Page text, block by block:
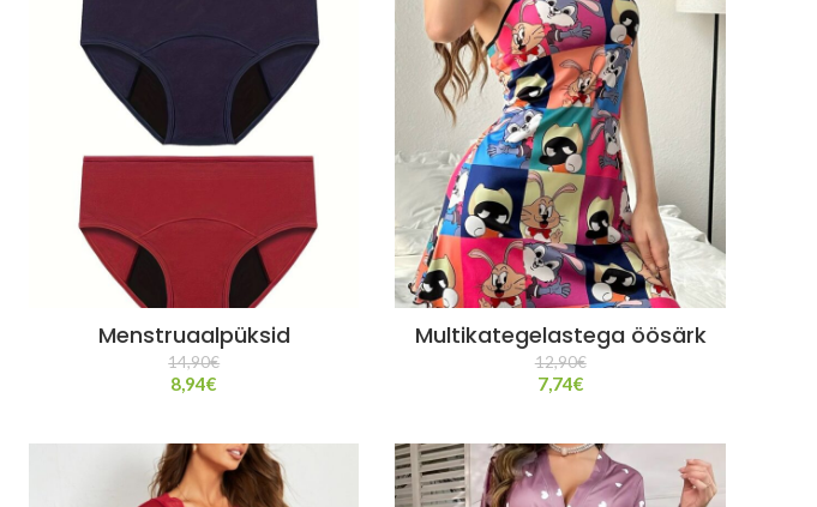
Menstruaalpüksid
14,90€
8,94€
Multikategelastega öösärk
12,90€
7,74€